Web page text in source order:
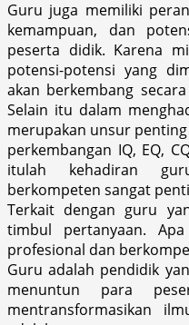
Guru juga memiliki
kemampuan, dan
peserta didik. Karena
potensi-potensi yang
akan berkembang
Selain itu dalam
merupakan unsur
perkembangan IQ, EQ,
itulah kehadiran
berkompeten sangat
Terkait dengan guru
timbul pertanyaan.
profesional dan
Guru adalah pendidik
menuntun para
mentransformasikan